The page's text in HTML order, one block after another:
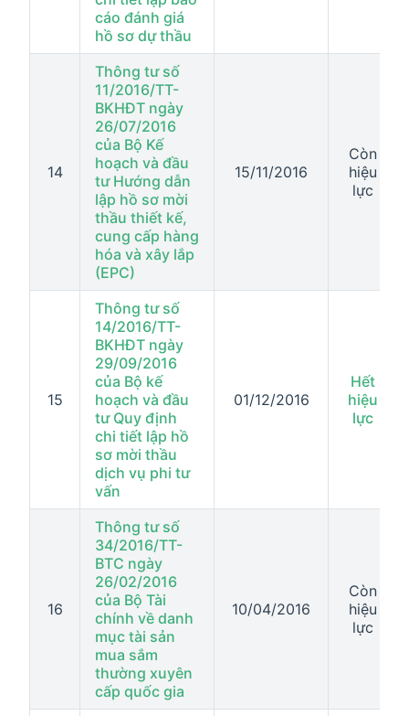
cáo đánh giá
hồ sơ dự thầu
14
Thông tư số
11/2016/TT-
BKHĐT ngày
26/07/2016
của Bộ Kế
hoạch và đầu
tư Hướng dẫn
lập hồ sơ mời
thầu thiết kế,
cung cấp hàng
hóa và xây lắp
(EPC)
15/11/2016
Còn
hiệu
lực
15
Thông tư số
14/2016/TT-
BKHĐT ngày
29/09/2016
của Bộ kế
hoạch và đầu
tư Quy định
chi tiết lập hồ
sơ mời thầu
dịch vụ phi tư
vấn
01/12/2016
Hết
hiệu
lực
16
Thông tư số
34/2016/TT-
BTC ngày
26/02/2016
của Bộ Tài
chính về danh
mục tài sản
mua sắm
thường xuyên
cấp quốc gia
10/04/2016
Còn
hiệu
lực